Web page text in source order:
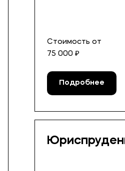
Стоимость от
75 000 ₽
Подробнее